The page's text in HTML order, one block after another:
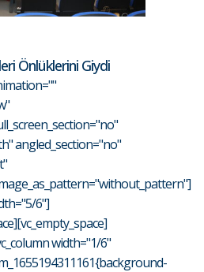
Önlüklerini Giydi
angled_section="no"
6"]
width="1/6"